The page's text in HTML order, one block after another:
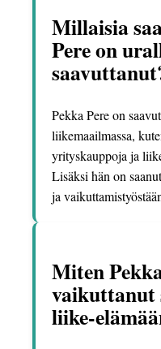
Millaisia
Pere on
Pekka Pere on
liikemaailmassa,
yrityskauppoja ja
Lisäksi hän on
ja
Miten
vaikuttanut
liike-